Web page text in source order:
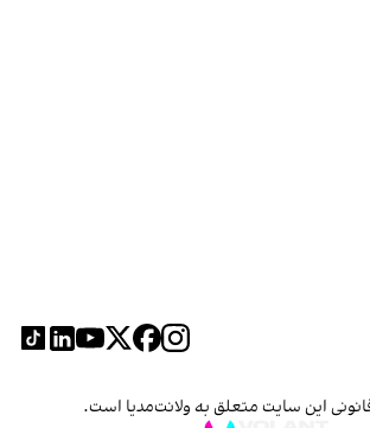
این سایت متعلق به ولانت‌مدیا است.